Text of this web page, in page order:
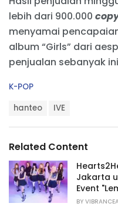
lebih dari 900.000
menyamai
album “Girls” dari
penjualan sebanyak
C
r
i
e
s
:
K-POP
:
hanteo IVE
Related Content
Jakarta
Event
BY